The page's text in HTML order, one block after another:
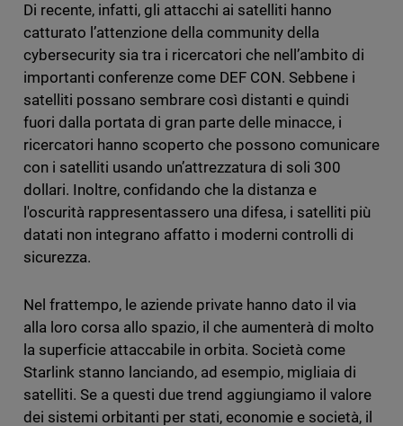
Di recente, infatti, gli attacchi ai satelliti hanno
catturato l’attenzione della community della
cybersecurity sia tra i ricercatori che nell’ambito di
importanti conferenze come DEF CON. Sebbene i
satelliti possano sembrare così distanti e quindi
fuori dalla portata di gran parte delle minacce, i
ricercatori hanno scoperto che possono comunicare
con i satelliti usando un’attrezzatura di soli 300
dollari. Inoltre, confidando che la distanza e
l'oscurità rappresentassero una difesa, i satelliti più
datati non integrano affatto i moderni controlli di
sicurezza.
Nel frattempo, le aziende private hanno dato il via
alla loro corsa allo spazio, il che aumenterà di molto
la superficie attaccabile in orbita. Società come
Starlink stanno lanciando, ad esempio, migliaia di
satelliti. Se a questi due trend aggiungiamo il valore
dei sistemi orbitanti per stati, economie e società, il